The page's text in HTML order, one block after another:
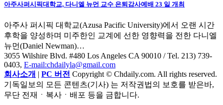
아주사퍼시픽대학교, 다니엘 뉴먼 교수 은퇴감사예배 23 일 개최
아주사 퍼시픽 대학교(Azusa Pacific University)에서 오랜 시간
후학을 양성하며 미주한인 교계에 선한 영향력을 전한 다니엘
뉴먼(Daniel Newman)…
3055 Wilshire Blvd. #480 Los Angeles CA 90010 / Tel. 213) 739-
0403, E-mail:chdailyla@gmail.com
회사소개 | PC 버전 Copyright © Chdaily.com. All rights reserved.
기독일보의 모든 콘텐츠(기사) 는 저작권법의 보호를 받은바,
무단 전재ㆍ복사ㆍ배포 등을 금합니다.